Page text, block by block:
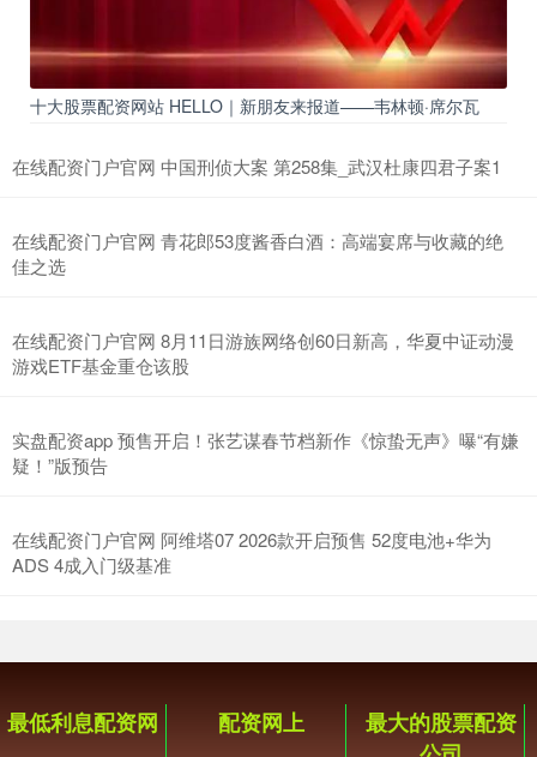
十大股票配资网站 HELLO｜新朋友来报道——韦林顿·席尔瓦
在线配资门户官网 中国刑侦大案 第258集_武汉杜康四君子案1
在线配资门户官网 青花郎53度酱香白酒：高端宴席与收藏的绝
佳之选
在线配资门户官网 8月11日游族网络创60日新高，华夏中证动漫
游戏ETF基金重仓该股
实盘配资app 预售开启！张艺谋春节档新作《惊蛰无声》曝“有嫌
疑！”版预告
在线配资门户官网 阿维塔07 2026款开启预售 52度电池+华为
ADS 4成入门级基准
最低利息配资网 配资网上
最大的股票配资